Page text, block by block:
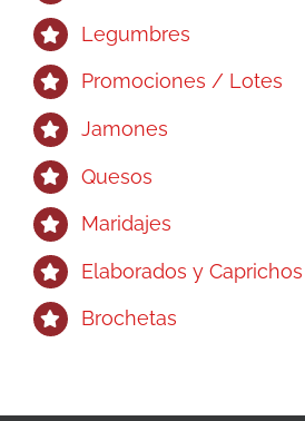
Legumbres
Promociones / Lotes
Jamones
Quesos
Maridajes
Elaborados y Caprichos
Brochetas